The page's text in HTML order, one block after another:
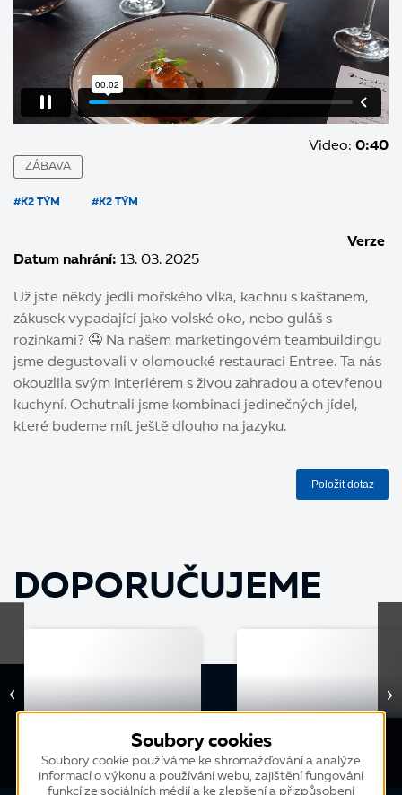
Video: 0:40
ZÁBAVA
#K2 TÝM #K2 TÝM
Datum nahrání: 13. 03. 2025
Verze
Už jste někdy jedli mořského vlka, kachnu s kaštanem,
zákusek vypadající jako volské oko, nebo guláš s
rozinkami? 🤤 Na našem marketingovém teambuildingu
jsme degustovali v olomoucké restauraci Entree. Ta nás
okouzlila svým interiérem s živou zahradou a otevřenou
kuchyní. Ochutnali jsme kombinaci jedinečných jídel,
které budeme mít ještě dlouho na jazyku.
Položit dotaz
DOPORUČUJEME
K2 týmovka: Technici na
Dlouhých stráních
ZÁBAVA
K2 týmovka: Brno se
vznáší
Soubory cookies
Soubory cookie používáme ke shromažďování a analýze
informací o výkonu a používání webu, zajištění fungování
funkcí ze sociálních médií a ke zlepšení a přizpůsobení